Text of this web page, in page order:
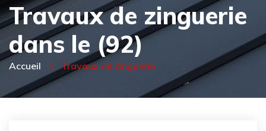
Travaux de zinguerie
dans le (92)
Accueil Travaux de zinguerie